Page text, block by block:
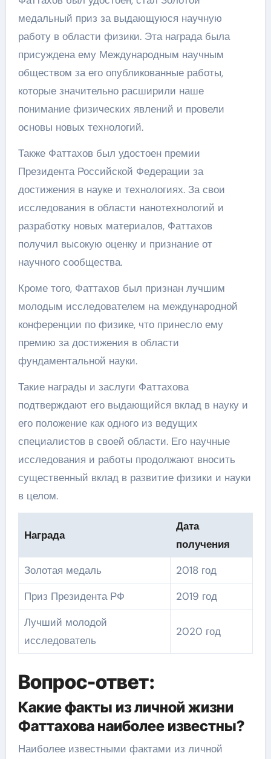
медальный приз за выдающуюся научную
работу в области физики. Эта награда была
присуждена ему Международным научным
обществом за его опубликованные работы,
которые значительно расширили наше
понимание физических явлений и провели
основы новых технологий.
Также Фаттахов был удостоен премии
Президента Российской Федерации за
достижения в науке и технологиях. За свои
исследования в области нанотехнологий и
разработку новых материалов, Фаттахов
получил высокую оценку и признание от
научного сообщества.
Кроме того, Фаттахов был признан лучшим
молодым исследователем на международной
конференции по физике, что принесло ему
премию за достижения в области
фундаментальной науки.
Такие награды и заслуги Фаттахова
подтверждают его выдающийся вклад в науку и
его положение как одного из ведущих
специалистов в своей области. Его научные
исследования и работы продолжают вносить
существенный вклад в развитие физики и науки
в целом.
Награда
Дата
получения
Золотая медаль
2018 год
Приз Президента РФ
2019 год
Лучший молодой
исследователь
2020 год
Вопрос-ответ:
Какие факты из личной жизни
Фаттахова наиболее известны?
Наиболее известными фактами из личной